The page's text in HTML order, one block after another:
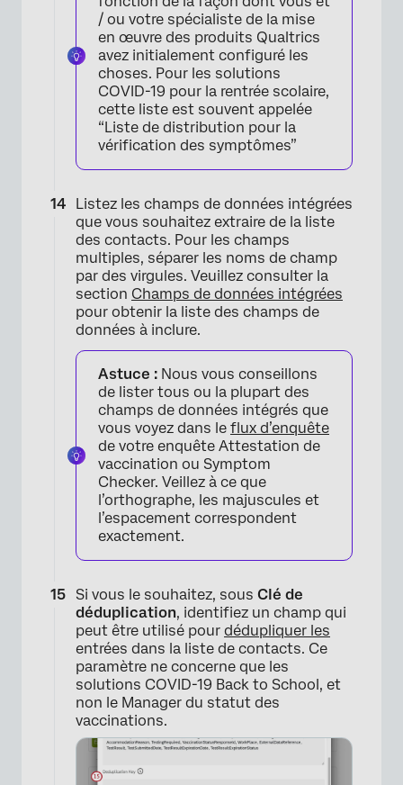
/ ou votre spécialiste de la mise
en œuvre des produits Qualtrics
avez initialement configuré les
choses. Pour les solutions
COVID-19 pour la rentrée scolaire,
cette liste est souvent appelée
“Liste de distribution pour la
vérification des symptômes”
Listez les champs de données intégrées
que vous souhaitez extraire de la liste
des contacts. Pour les champs
multiples, séparer les noms de champ
par des virgules. Veuillez consulter la
section Champs de données intégrées
pour obtenir la liste des champs de
données à inclure.
Astuce : Nous vous conseillons
de lister tous ou la plupart des
champs de données intégrés que
vous voyez dans le flux d’enquête
de votre enquête Attestation de
vaccination ou Symptom
Checker. Veillez à ce que
l’orthographe, les majuscules et
l’espacement correspondent
exactement.
Si vous le souhaitez, sous Clé de
déduplication, identifiez un champ qui
peut être utilisé pour dédupliquer les
entrées dans la liste de contacts. Ce
paramètre ne concerne que les
solutions COVID-19 Back to School, et
non le Manager du statut des
vaccinations.